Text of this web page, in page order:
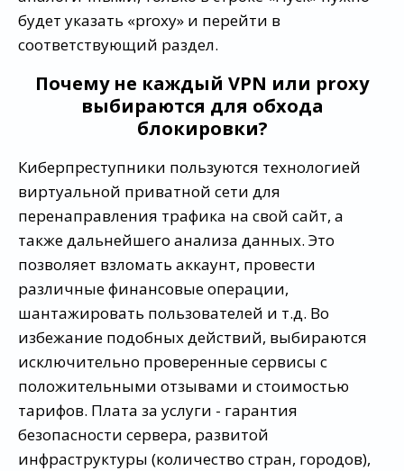
будет указать «proxy» и перейти в
соответствующий раздел.
Почему не каждый VPN или proxy
выбираются для обхода
блокировки?
Киберпреступники пользуются технологией
виртуальной приватной сети для
перенаправления трафика на свой сайт, а
также дальнейшего анализа данных. Это
позволяет взломать аккаунт, провести
различные финансовые операции,
шантажировать пользователей и т.д. Во
избежание подобных действий, выбираются
исключительно проверенные сервисы с
положительными отзывами и стоимостью
тарифов. Плата за услуги - гарантия
безопасности сервера, развитой
инфраструктуры (количество стран, городов),